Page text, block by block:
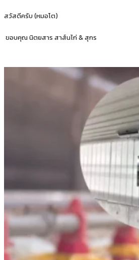
สวัสดีครับ (หมอโต)
ขอบคุณ นิตยสาร สาส์นไก่ & สุกร